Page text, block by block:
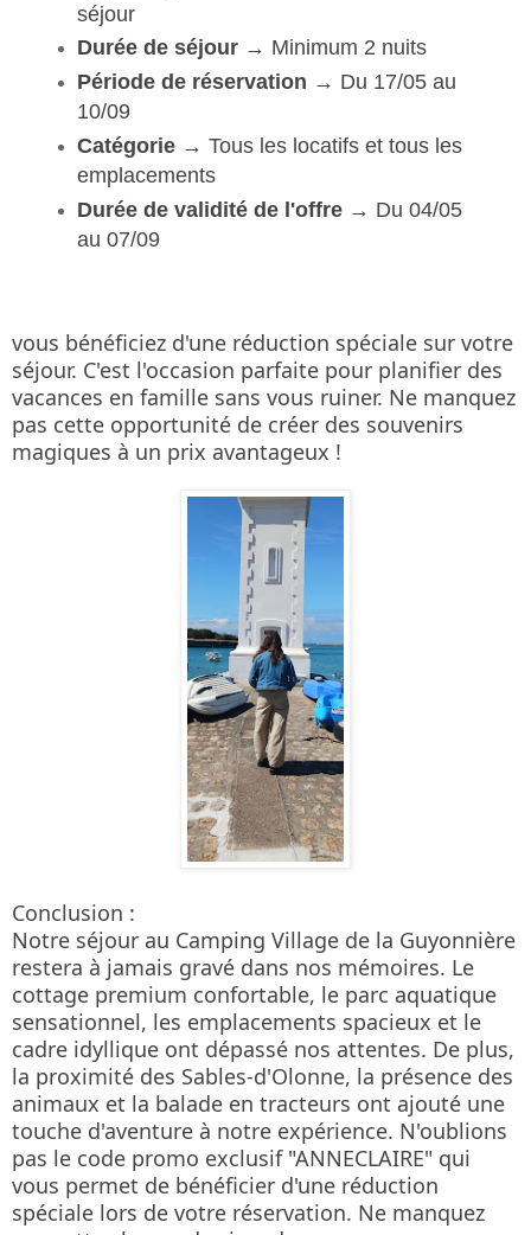
séjour
Durée de séjour → Minimum 2 nuits
Période de réservation → Du 17/05 au
10/09
Catégorie → Tous les locatifs et tous les
emplacements
Durée de validité de l'offre → Du 04/05
au 07/09
vous bénéficiez d'une réduction spéciale sur votre
séjour. C'est l'occasion parfaite pour planifier des
vacances en famille sans vous ruiner. Ne manquez
pas cette opportunité de créer des souvenirs
magiques à un prix avantageux !
Conclusion :
Notre séjour au Camping Village de la Guyonnière
restera à jamais gravé dans nos mémoires. Le
cottage premium confortable, le parc aquatique
sensationnel, les emplacements spacieux et le
cadre idyllique ont dépassé nos attentes. De plus,
la proximité des Sables-d'Olonne, la présence des
animaux et la balade en tracteurs ont ajouté une
touche d'aventure à notre expérience. N'oublions
pas le code promo exclusif "ANNECLAIRE" qui
vous permet de bénéficier d'une réduction
spéciale lors de votre réservation. Ne manquez